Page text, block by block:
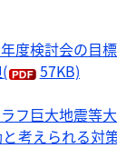
度検討会の目
(
57KB)
フ巨大地震等
考えられる対